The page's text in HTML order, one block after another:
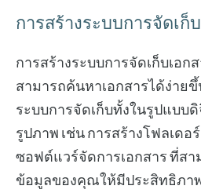
การสร้างระบบการจัดเก็
การสร้างระบบการจัดเก็บเอ
สามารถค้นหาเอกสารได้ง่าย
ระบบการจัดเก็บทั้งในรูปแบบ
รูปภาพ เช่น การสร้างโฟลเดอ
ซอฟต์แวร์จัดการเอกสาร ที่สา
ข้อมูลของคุณให้มีประสิทธิภา